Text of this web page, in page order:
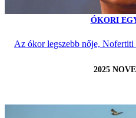
ÓKORI
Az ókor legszebb nője, Nofertiti
2025